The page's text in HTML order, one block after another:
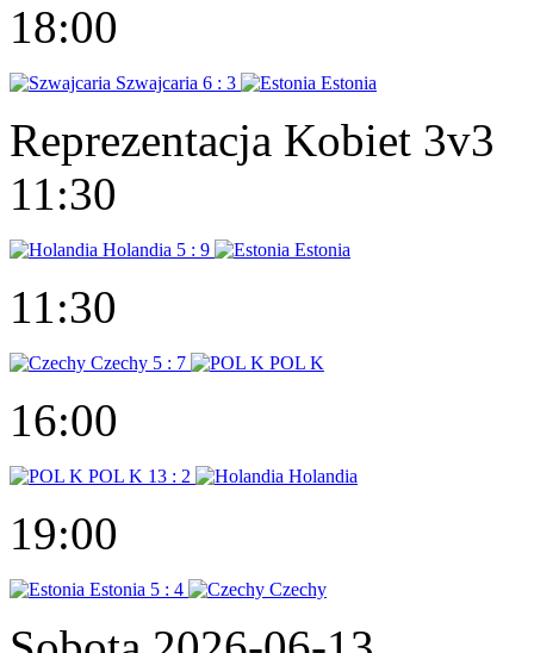
18:00
Szwajcaria 6 : 3 Estonia
Reprezentacja Kobiet 3v3
11:30
Holandia 5 : 9 Estonia
11:30
Czechy 5 : 7 POL K
16:00
POL K 13 : 2 Holandia
19:00
Estonia 5 : 4 Czechy